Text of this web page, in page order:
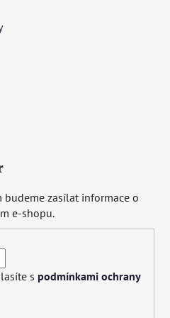
zasílat informace o
e-shopu.
s podmínkami ochrany